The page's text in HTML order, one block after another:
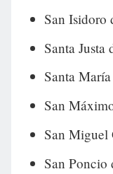
San Isidoro
Santa Justa
Santa
San
San Miguel
San Poncio